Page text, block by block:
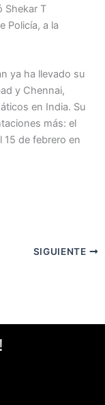
Shekar T
Policía, a la
ya ha llevado su
y Chennai,
en India. Su
más: el
15 de febrero en
SIGUIENTE